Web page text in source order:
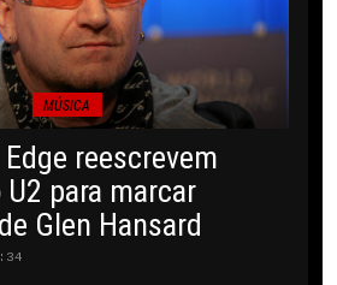
MÚSICA
reescrevem
para marcar
Glen Hansard